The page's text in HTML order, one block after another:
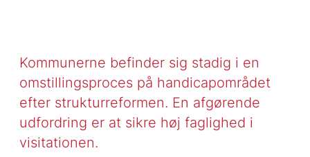
Kommunerne befinder sig stadig i en
omstillingsproces på handicapområdet
efter strukturreformen. En afgørende
udfordring er at sikre høj faglighed i
visitationen.